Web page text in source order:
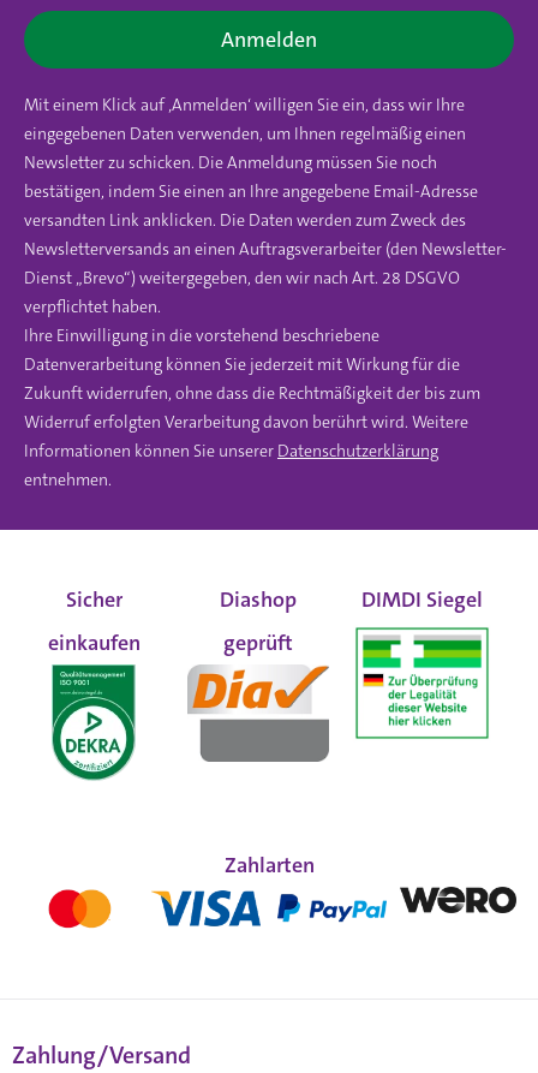
Anmelden
Mit einem Klick auf ‚Anmelden‘ willigen Sie ein, dass wir Ihre
eingegebenen Daten verwenden, um Ihnen regelmäßig einen
Newsletter zu schicken. Die Anmeldung müssen Sie noch
bestätigen, indem Sie einen an Ihre angegebene Email-Adresse
versandten Link anklicken. Die Daten werden zum Zweck des
Newsletterversands an einen Auftragsverarbeiter (den Newsletter-
Dienst „Brevo“) weitergegeben, den wir nach Art. 28 DSGVO
verpflichtet haben.
Ihre Einwilligung in die vorstehend beschriebene
Datenverarbeitung können Sie jederzeit mit Wirkung für die
Zukunft widerrufen, ohne dass die Rechtmäßigkeit der bis zum
Widerruf erfolgten Verarbeitung davon berührt wird. Weitere
Informationen können Sie unserer Datenschutzerklärung
entnehmen.
Sicher
einkaufen
Diashop
geprüft
DIMDI Siegel
Zahlarten
Zahlung/Versand